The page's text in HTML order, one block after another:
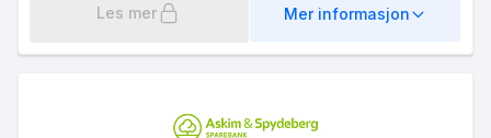
Les mer Mer informasjon